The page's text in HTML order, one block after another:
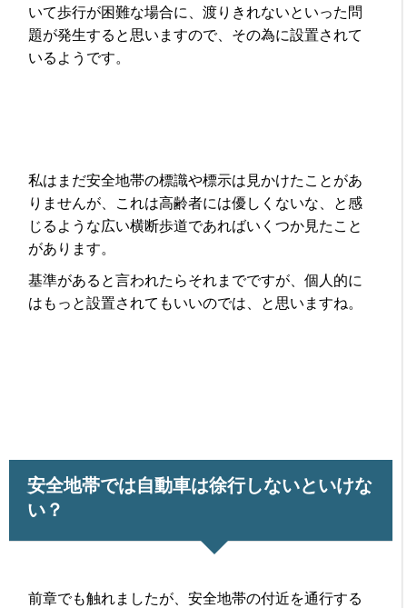
いて歩行が困難な場合に、渡りきれないといった問
題が発生すると思いますので、その為に設置されて
いるようです。
私はまだ安全地帯の標識や標示は見かけたことがあ
りませんが、これは高齢者には優しくないな、と感
じるような広い横断歩道であればいくつか見たこと
があります。
基準があると言われたらそれまでですが、個人的に
はもっと設置されてもいいのでは、と思いますね。
安全地帯では自動車は徐行しないといけな
い？
前章でも触れましたが、安全地帯の付近を通行する